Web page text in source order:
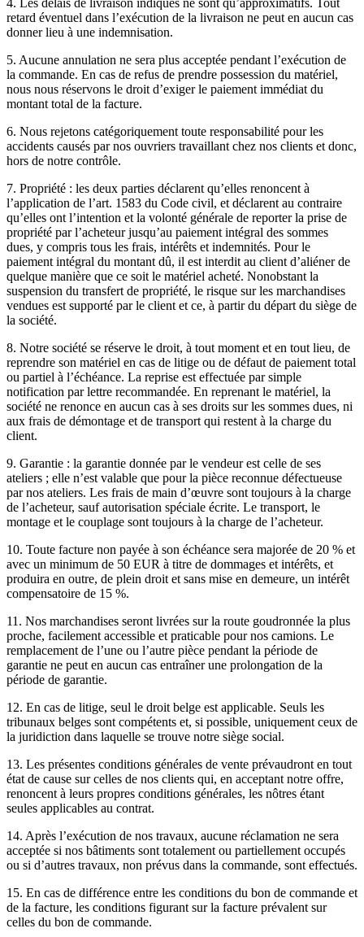
retard éventuel dans l’exécution de la livraison ne peut en aucun cas
donner lieu à une indemnisation.
5. Aucune annulation ne sera plus acceptée pendant l’exécution de
la commande. En cas de refus de prendre possession du matériel,
nous nous réservons le droit d’exiger le paiement immédiat du
montant total de la facture.
6. Nous rejetons catégoriquement toute responsabilité pour les
accidents causés par nos ouvriers travaillant chez nos clients et donc,
hors de notre contrôle.
7. Propriété : les deux parties déclarent qu’elles renoncent à
l’application de l’art. 1583 du Code civil, et déclarent au contraire
qu’elles ont l’intention et la volonté générale de reporter la prise de
propriété par l’acheteur jusqu’au paiement intégral des sommes
dues, y compris tous les frais, intérêts et indemnités. Pour le
paiement intégral du montant dû, il est interdit au client d’aliéner de
quelque manière que ce soit le matériel acheté. Nonobstant la
suspension du transfert de propriété, le risque sur les marchandises
vendues est supporté par le client et ce, à partir du départ du siège de
la société.
8. Notre société se réserve le droit, à tout moment et en tout lieu, de
reprendre son matériel en cas de litige ou de défaut de paiement total
ou partiel à l’échéance. La reprise est effectuée par simple
notification par lettre recommandée. En reprenant le matériel, la
société ne renonce en aucun cas à ses droits sur les sommes dues, ni
aux frais de démontage et de transport qui restent à la charge du
client.
9. Garantie : la garantie donnée par le vendeur est celle de ses
ateliers ; elle n’est valable que pour la pièce reconnue défectueuse
par nos ateliers. Les frais de main d’œuvre sont toujours à la charge
de l’acheteur, sauf autorisation spéciale écrite. Le transport, le
montage et le couplage sont toujours à la charge de l’acheteur.
10. Toute facture non payée à son échéance sera majorée de 20 % et
avec un minimum de 50 EUR à titre de dommages et intérêts, et
produira en outre, de plein droit et sans mise en demeure, un intérêt
compensatoire de 15 %.
11. Nos marchandises seront livrées sur la route goudronnée la plus
proche, facilement accessible et praticable pour nos camions. Le
remplacement de l’une ou l’autre pièce pendant la période de
garantie ne peut en aucun cas entraîner une prolongation de la
période de garantie.
12. En cas de litige, seul le droit belge est applicable. Seuls les
tribunaux belges sont compétents et, si possible, uniquement ceux de
la juridiction dans laquelle se trouve notre siège social.
13. Les présentes conditions générales de vente prévaudront en tout
état de cause sur celles de nos clients qui, en acceptant notre offre,
renoncent à leurs propres conditions générales, les nôtres étant
seules applicables au contrat.
14. Après l’exécution de nos travaux, aucune réclamation ne sera
acceptée si nos bâtiments sont totalement ou partiellement occupés
ou si d’autres travaux, non prévus dans la commande, sont effectués.
15. En cas de différence entre les conditions du bon de commande et
de la facture, les conditions figurant sur la facture prévalent sur
celles du bon de commande.